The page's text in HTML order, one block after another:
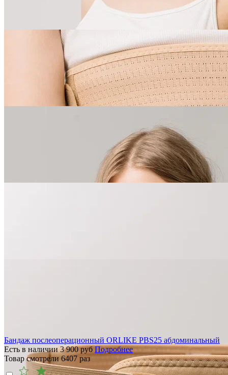
Бандаж послеоперационный ORLIKE PBS25 абдоминальный
Есть в наличии 3 900руб Подробнее
Товар смотрели 6407 раз